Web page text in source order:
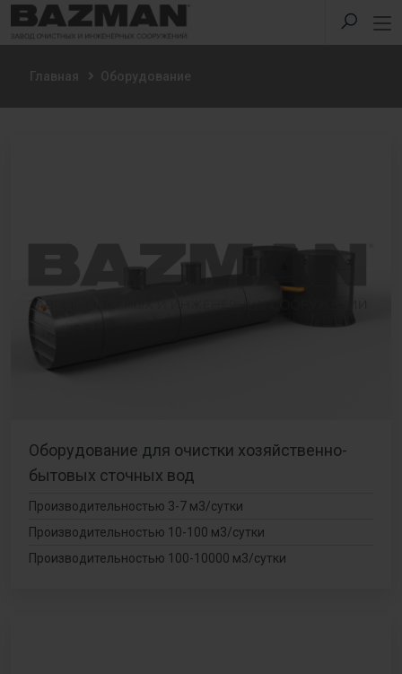
Главная Оборудование
Оборудование для очистки хозяйственно-
бытовых сточных вод
Производительностью 3-7 м3/сутки
Производительностью 10-100 м3/сутки
Производительностью 100-10000 м3/сутки